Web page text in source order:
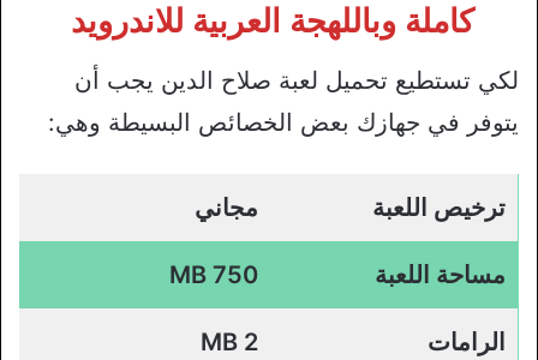
كاملة وباللهجة العربية للاندرويد
لكي تستطيع تحميل لعبة صلاح الدين يجب أن
يتوفر في جهازك بعض الخصائص البسيطة وهي:
ترخيص اللعبة مجاني
مساحة اللعبة 750 MB
الرامات 2 MB